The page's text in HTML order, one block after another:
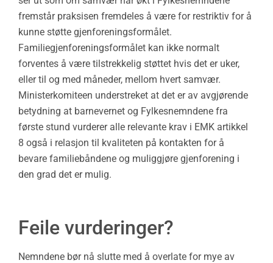
fremstår praksisen fremdeles å være for restriktiv for å
kunne støtte gjenforeningsformålet.
Familiegjenforeningsformålet kan ikke normalt
forventes å være tilstrekkelig støttet hvis det er uker,
eller til og med måneder, mellom hvert samvær.
Ministerkomiteen understreket at det er av avgjørende
betydning at barnevernet og Fylkesnemndene fra
første stund vurderer alle relevante krav i EMK artikkel
8 også i relasjon til kvaliteten på kontakten for å
bevare familiebåndene og muliggjøre gjenforening i
den grad det er mulig.
Feile vurderinger?
Nemndene bør nå slutte med å overlate for mye av